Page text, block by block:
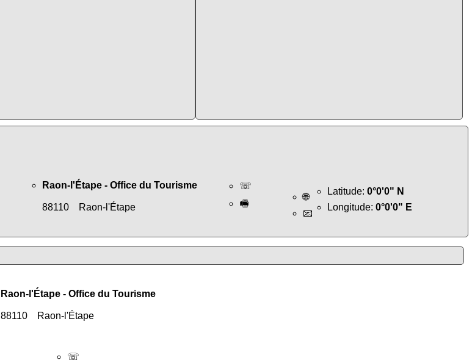
Raon-l'Étape - Office du Tourisme
88110 Raon-l'Étape
☏
🖷
🌐
📧
Latitude:0°0'0" N
Longitude:0°0'0" E
Raon-l'Étape - Office du Tourisme
88110 Raon-l'Étape
☏